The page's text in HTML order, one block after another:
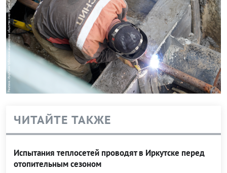
ЧИТАЙТЕ ТАКЖЕ
Испытания теплосетей проводят в Иркутске перед
отопительным сезоном